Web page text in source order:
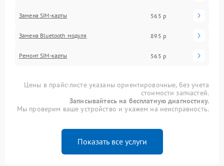
Замена SIM-карты 565 р
Замена Bluetooth модуля 895 р
Ремонт SIM-карты 565 р
Цены в прайс-листе указаны ориентировочные, без учета
стоимости запчастей.
Записывайтесь на бесплатную диагностику.
Мы проверим ваше устройство и укажем на неисправность.
Показать все услуги